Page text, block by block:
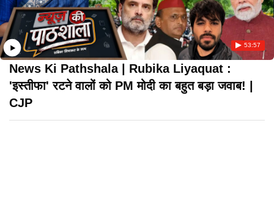
53:57
News Ki Pathshala | Rubika Liyaquat :
'इस्तीफा' रटने वालों को PM मोदी का बहुत बड़ा जवाब! |
CJP